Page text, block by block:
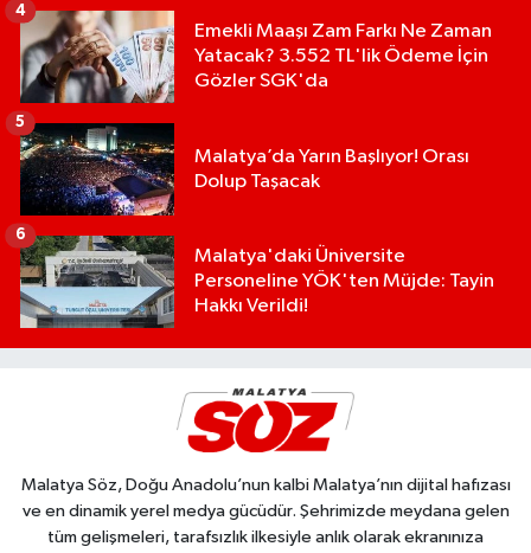
Emekli Maaşı Zam Farkı Ne Zaman
Yatacak? 3.552 TL'lik Ödeme İçin
Gözler SGK'da
4
Malatya’da Yarın Başlıyor! Orası
Dolup Taşacak
5
Malatya'daki Üniversite
Personeline YÖK'ten Müjde: Tayin
Hakkı Verildi!
6
Malatya Söz, Doğu Anadolu’nun kalbi Malatya’nın dijital hafızası
ve en dinamik yerel medya gücüdür. Şehrimizde meydana gelen
tüm gelişmeleri, tarafsızlık ilkesiyle anlık olarak ekranınıza